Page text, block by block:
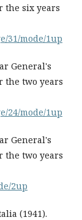
the six years
31/mode/1up
General's
the two years
24/mode/1up
General's
the two years
2up
(1941).